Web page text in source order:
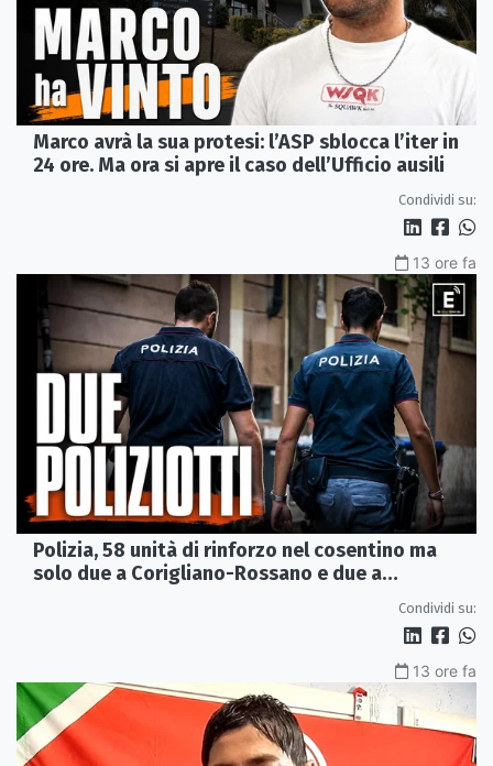
Marco avrà la sua protesi: l’ASP sblocca l’iter in
24 ore. Ma ora si apre il caso dell’Ufficio ausili
Condividi su:
13 ore fa
Polizia, 58 unità di rinforzo nel cosentino ma
solo due a Corigliano-Rossano e due a
Condividi su:
13 ore fa